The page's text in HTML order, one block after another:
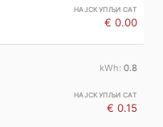
€ 0.00
0.8
€ 0.15